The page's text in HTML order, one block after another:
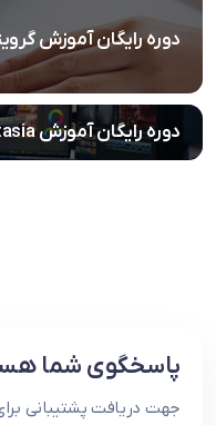
دوره رایگان آموزش
دوره رایگان آموزش Camtasia
پاسخگوی شما
جهت دریافت پشتیبانی